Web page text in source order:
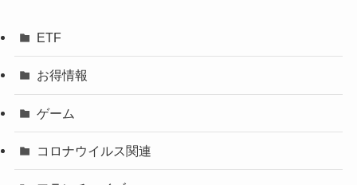
ETF
お得情報
ゲーム
コロナウイルス関連